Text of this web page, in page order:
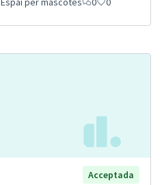
Acceptada